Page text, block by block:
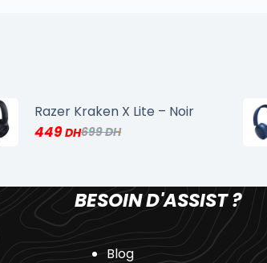
Razer Kraken X Lite – Noir
699
449
BESOIN D'ASSIST ?
Blog